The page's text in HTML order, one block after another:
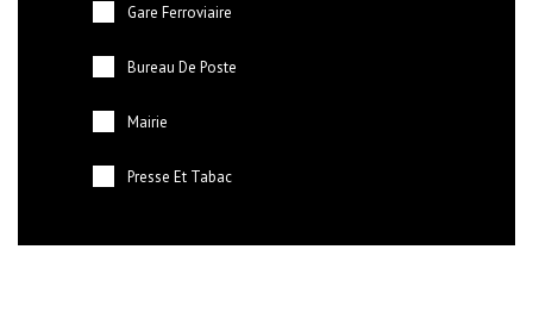
Gare Ferroviaire
Bureau De Poste
Mairie
Presse Et Tabac